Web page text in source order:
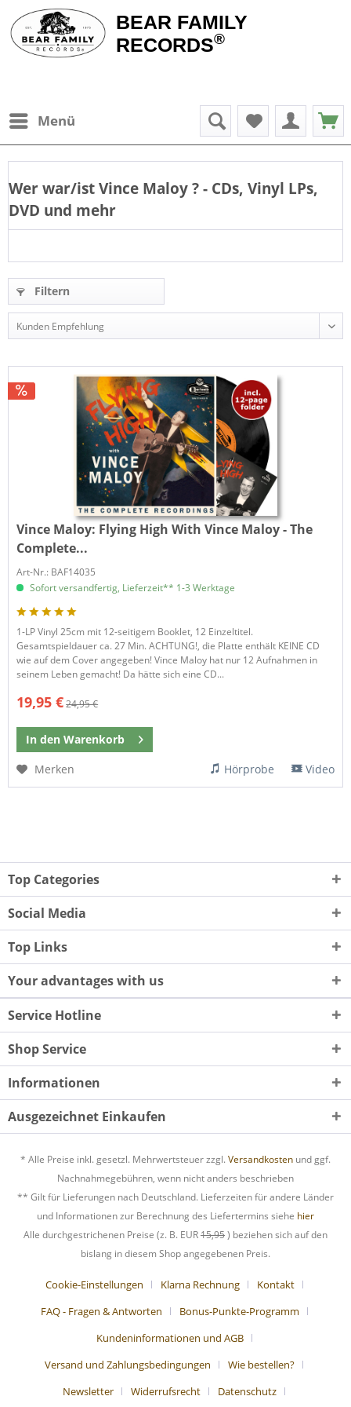
BEAR FAMILY
RECORDS®
Menü
Wer war/istVince Maloy? - CDs, Vinyl LPs,
DVD und mehr
Filtern
Vince Maloy: Flying High With Vince Maloy - The
Complete...
Art-Nr.: BAF14035
Sofort versandfertig, Lieferzeit** 1-3 Werktage
1-LP Vinyl 25cm mit 12-seitigem Booklet, 12 Einzeltitel.
Gesamtspieldauer ca. 27 Min. ACHTUNG!, die Platte enthält KEINE CD
wie auf dem Cover angegeben! Vince Maloy hat nur 12 Aufnahmen in
seinem Leben gemacht! Da hätte sich eine CD...
19,95 €24,95 €
In den Warenkorb
Merken
Hörprobe Video
Top Categories
Social Media
Top Links
Your advantages with us
Service Hotline
Shop Service
Informationen
Ausgezeichnet Einkaufen
* Alle Preise inkl. gesetzl. Mehrwertsteuer zzgl. Versandkosten und ggf.
Nachnahmegebühren, wenn nicht anders beschrieben
** Gilt für Lieferungen nach Deutschland. Lieferzeiten für andere Länder
und Informationen zur Berechnung des Liefertermins siehe hier
Alle durchgestrichenen Preise (z. B. EUR15,95) beziehen sich auf den
bislang in diesem Shop angegebenen Preis.
Cookie-Einstellungen Klarna Rechnung
Kontakt
FAQ - Fragen & Antworten
Bonus-Punkte-Programm
Kundeninformationen und AGB
Versand und Zahlungsbedingungen
Wie bestellen?
Newsletter
Widerrufsrecht Datenschutz